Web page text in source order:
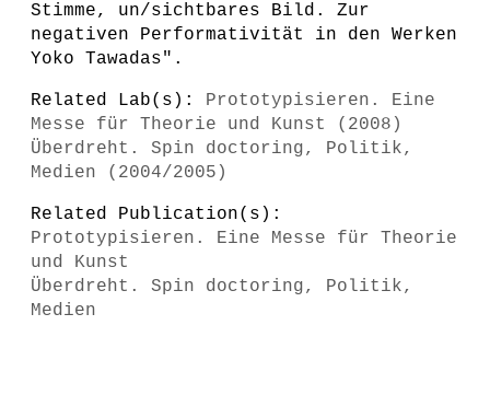
Stimme, un/sichtbares Bild. Zur
negativen Performativität in den Werken
Yoko Tawadas".
Related Lab(s): Prototypisieren. Eine
Messe für Theorie und Kunst (2008)
Überdreht. Spin doctoring, Politik,
Medien (2004/2005)
Related Publication(s):
Prototypisieren. Eine Messe für Theorie
und Kunst
Überdreht. Spin doctoring, Politik,
Medien